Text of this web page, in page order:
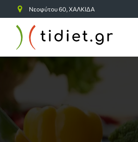
Νεοφύτου 60, ΧΑΛΚΙΔΑ